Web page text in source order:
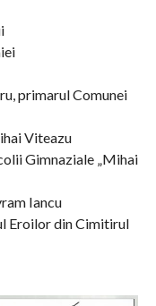
primarul Comunei
Viteazu
Gimnaziale „Mihai
Iancu
Eroilor din Cimitirul